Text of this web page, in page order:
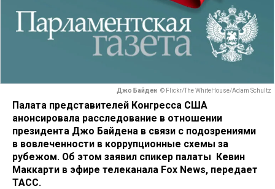
Джо Байден © Flickr/The WhiteHouse/Adam Schultz
Палата представителей Конгресса США
анонсировала расследование в отношении
президента Джо Байдена в связи с подозрениями
в вовлеченности в коррупционные схемы за
рубежом. Об этом заявил спикер палаты Кевин
Маккарти в эфире телеканала Fox News, передает
ТАСС.